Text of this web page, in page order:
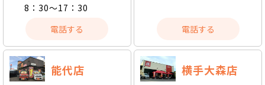
8：30～17：30
電話する
電話する
能代店 横手大森店